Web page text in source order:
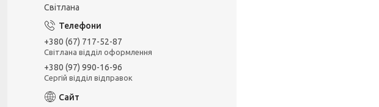
Світлана
+380 (67) 717-52-87
Світлана відділ оформлення
+380 (97) 990-16-96
Сергій відділ відправок